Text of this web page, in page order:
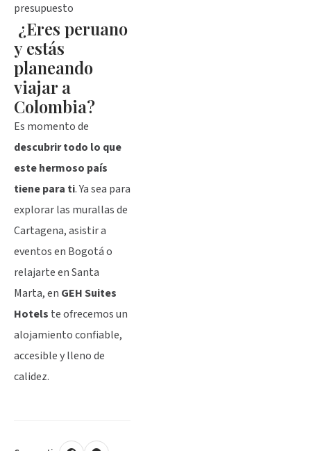
presupuesto
¿Eres peruano
y estás
planeando
viajar a
Colombia?
Es momento de
descubrir todo lo que
este hermoso país
tiene para ti. Ya sea para
explorar las murallas de
Cartagena, asistir a
eventos en Bogotá o
relajarte en Santa
Marta, en GEH Suites
Hotels te ofrecemos un
alojamiento confiable,
accesible y lleno de
calidez.